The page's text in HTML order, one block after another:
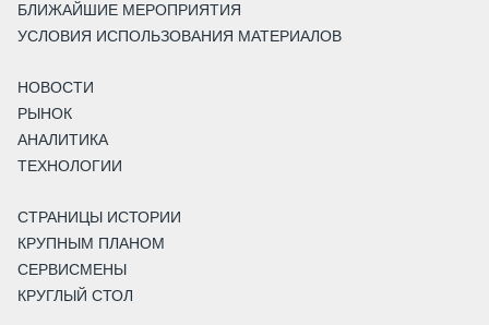
БЛИЖАЙШИЕ МЕРОПРИЯТИЯ
УСЛОВИЯ ИСПОЛЬЗОВАНИЯ МАТЕРИАЛОВ
НОВОСТИ
РЫНОК
АНАЛИТИКА
ТЕХНОЛОГИИ
СТРАНИЦЫ ИСТОРИИ
КРУПНЫМ ПЛАНОМ
СЕРВИСМЕНЫ
КРУГЛЫЙ СТОЛ